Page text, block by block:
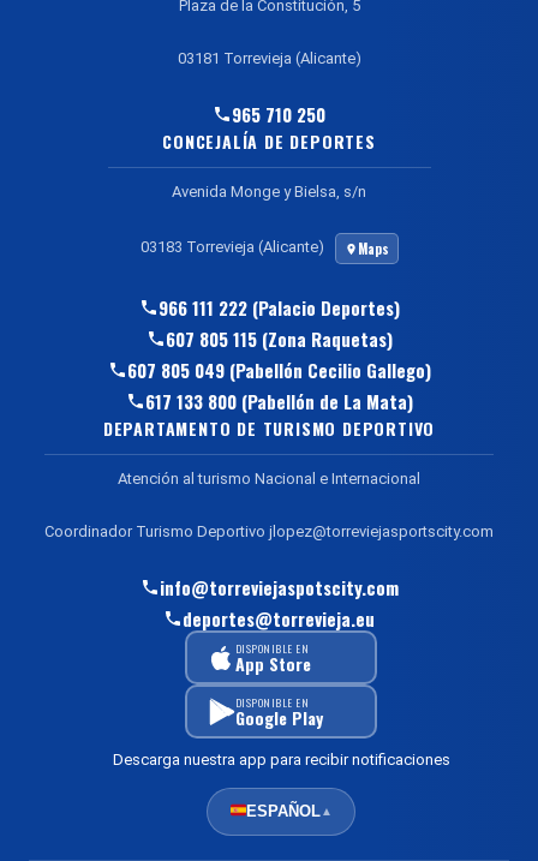
Plaza de la Constitución, 5
03181 Torrevieja (Alicante)
965 710 250
CONCEJALÍA DE DEPORTES
Avenida Monge y Bielsa, s/n
03183 Torrevieja (Alicante) Maps
966 111 222 (Palacio Deportes)
607 805 115 (Zona Raquetas)
607 805 049 (Pabellón Cecilio Gallego)
617 133 800 (Pabellón de La Mata)
DEPARTAMENTO DE TURISMO DEPORTIVO
Atención al turismo Nacional e Internacional
Coordinador Turismo Deportivo jlopez@torreviejasportscity.com
info@torreviejaspotscity.com
deportes@torrevieja.eu
DISPONIBLE EN
App Store
DISPONIBLE EN
Google Play
Descarga nuestra app para recibir notificaciones
ESPAÑOL▲